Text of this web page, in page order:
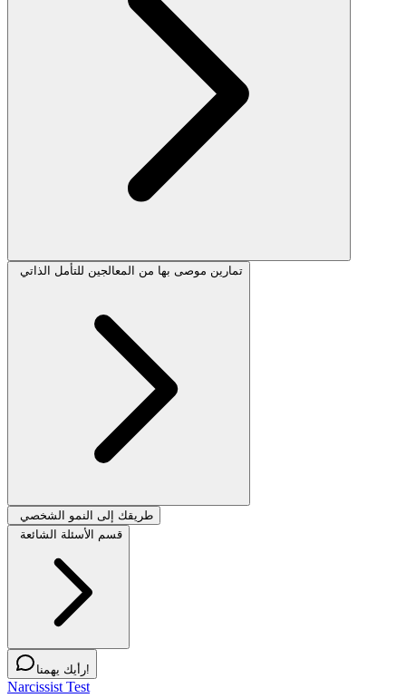
تمارين موصى بها من المعالجين للتأمل الذاتي
طريقك إلى النمو الشخصي
قسم الأسئلة الشائعة
رأيك يهمنا!
Narcissist Test